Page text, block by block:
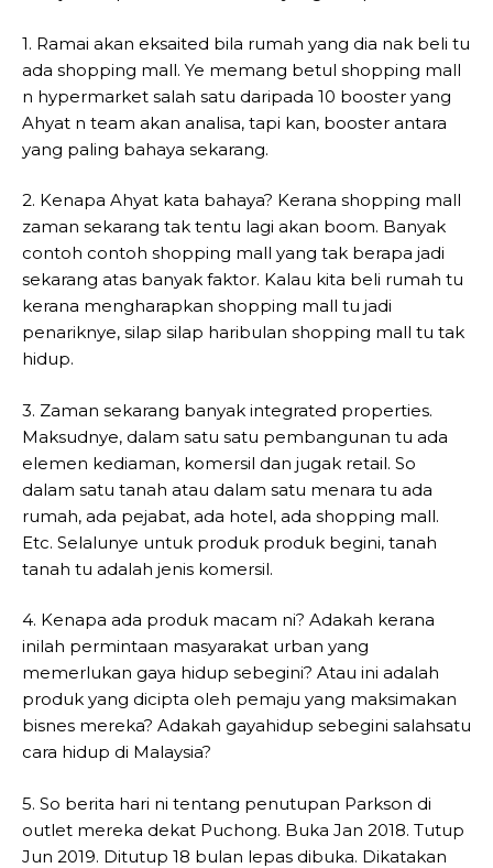
1. Ramai akan eksaited bila rumah yang dia nak beli tu
ada shopping mall. Ye memang betul shopping mall
n hypermarket salah satu daripada 10 booster yang
Ahyat n team akan analisa, tapi kan, booster antara
yang paling bahaya sekarang.
2. Kenapa Ahyat kata bahaya? Kerana shopping mall
zaman sekarang tak tentu lagi akan boom. Banyak
contoh contoh shopping mall yang tak berapa jadi
sekarang atas banyak faktor. Kalau kita beli rumah tu
kerana mengharapkan shopping mall tu jadi
penariknye, silap silap haribulan shopping mall tu tak
hidup.
3. Zaman sekarang banyak integrated properties.
Maksudnye, dalam satu satu pembangunan tu ada
elemen kediaman, komersil dan jugak retail. So
dalam satu tanah atau dalam satu menara tu ada
rumah, ada pejabat, ada hotel, ada shopping mall.
Etc. Selalunye untuk produk produk begini, tanah
tanah tu adalah jenis komersil.
4. Kenapa ada produk macam ni? Adakah kerana
inilah permintaan masyarakat urban yang
memerlukan gaya hidup sebegini? Atau ini adalah
produk yang dicipta oleh pemaju yang maksimakan
bisnes mereka? Adakah gayahidup sebegini salahsatu
cara hidup di Malaysia?
5. So berita hari ni tentang penutupan Parkson di
outlet mereka dekat Puchong. Buka Jan 2018. Tutup
Jun 2019. Ditutup 18 bulan lepas dibuka. Dikatakan